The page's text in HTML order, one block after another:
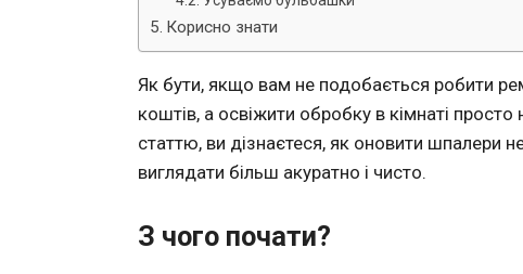
Корисно знати
Як бути, якщо вам не подобається робити
коштів, а освіжити обробку в кімнаті
статтю, ви дізнаєтеся, як оновити шпалери
виглядати більш акуратно і чисто.
З чого почати?